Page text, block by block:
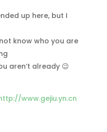
up here, but I
know who you are
aren’t already 😉
www.gejiu.yn.cn